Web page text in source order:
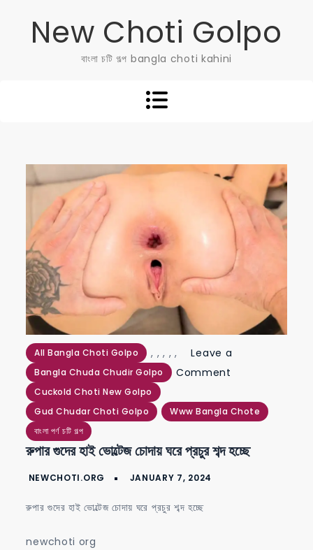
New Choti Golpo
বাংলা চটি গল্প bangla choti kahini
All Bangla Choti Golpo ,
Bangla Chuda Chudir Golpo
,
Cuckold Choti New Golpo
,
Gud Chudar Choti Golpo
,
Www Bangla Chote
,
বাংলা পর্ণ চটি গল্প
Leave a
Comment
গুদের
ভোল্টেজ
রুপার গুদের হাই ভোল্টেজ চোদায় ঘরে প্রচুর শব্দ হচ্ছে
রুপার গুদের হাই ভোল্টেজ চোদায় ঘরে প্রচুর শব্দ হচ্ছে
newchoti org